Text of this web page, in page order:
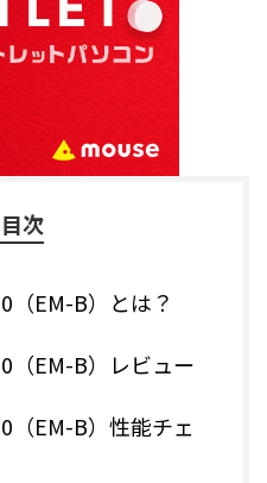
目次
（EM-B）とは？
（EM-B）レビュー
（EM-B）性能チェ